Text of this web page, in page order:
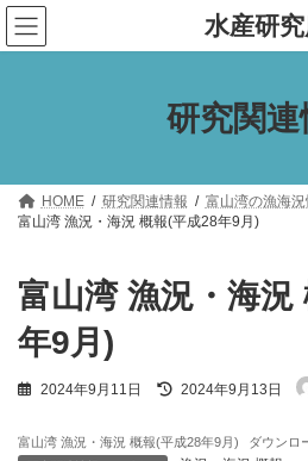
コ
ン
テ
ナ
ビ
ゲ
水産研
研究関連
HOME 研究関連情報 富山湾の漁海況
富山湾 漁況・海況 概報(平成28年9月)
富山湾 漁況・海況
年9月)
2024年9月11日
最
新
2024年9月13日
富山湾 漁況・海況 概報(平成28年9月) ダウンロ